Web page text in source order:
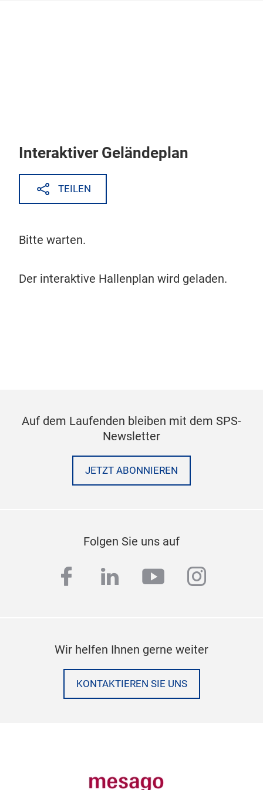
Interaktiver Geländeplan
TEILEN
Bitte warten.
Der interaktive Hallenplan wird geladen.
Auf dem Laufenden bleiben mit dem SPS-
Newsletter
JETZT ABONNIEREN
Folgen Sie uns auf
facebook
linkedinyoutube
Wir helfen Ihnen gerne weiter
KONTAKTIEREN SIE UNS